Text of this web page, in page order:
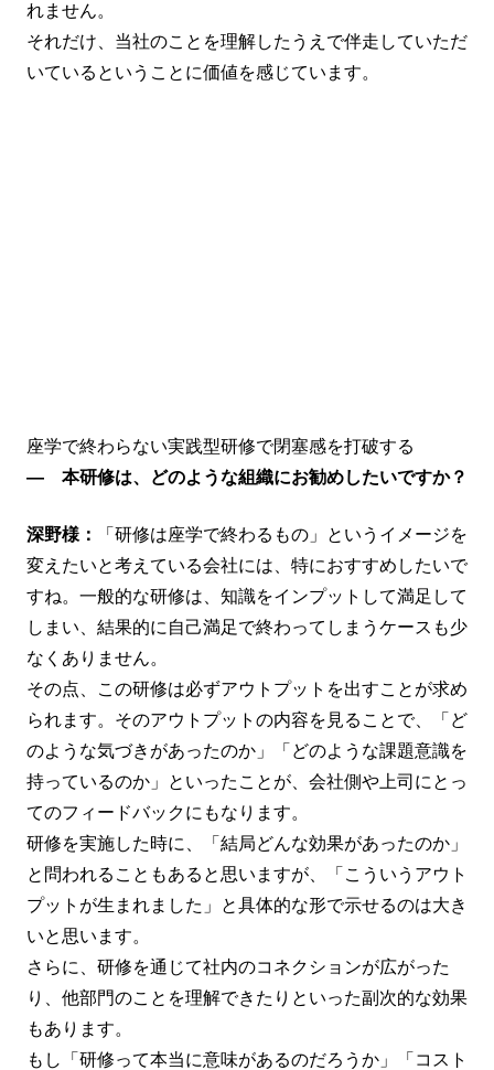
れません。
それだけ、当社のことを理解したうえで伴走していただ
いているということに価値を感じています。
座学で終わらない実践型研修で閉塞感を打破する
― 本研修は、どのような組織にお勧めしたいですか？
深野様：
「研修は座学で終わるもの」というイメージを
変えたいと考えている会社には、特におすすめしたいで
すね。一般的な研修は、知識をインプットして満足して
しまい、結果的に自己満足で終わってしまうケースも少
なくありません。
その点、この研修は必ずアウトプットを出すことが求め
られます。そのアウトプットの内容を見ることで、「ど
のような気づきがあったのか」「どのような課題意識を
持っているのか」といったことが、会社側や上司にとっ
てのフィードバックにもなります。
研修を実施した時に、「結局どんな効果があったのか」
と問われることもあると思いますが、「こういうアウト
プットが生まれました」と具体的な形で示せるのは大き
いと思います。
さらに、研修を通じて社内のコネクションが広がった
り、他部門のことを理解できたりといった副次的な効果
もあります。
もし「研修って本当に意味があるのだろうか」「コスト